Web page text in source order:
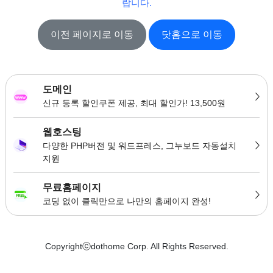
랍니다.
이전 페이지로 이동 닷홈으로 이동
도메인
신규 등록 할인쿠폰 제공, 최대 할인가! 13,500원
웹호스팅
다양한 PHP버전 및 워드프레스, 그누보드 자동설치
지원
무료홈페이지
코딩 없이 클릭만으로 나만의 홈페이지 완성!
Copyrightⓒdothome Corp. All Rights Reserved.